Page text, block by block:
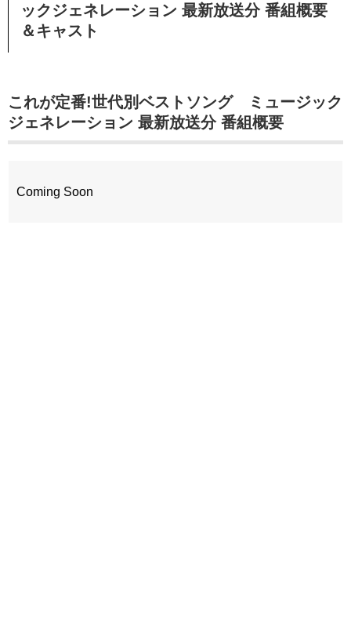
ックジェネレーション 最新放送分 番組概要
＆キャスト
これが定番!世代別ベストソング ミュージック
ジェネレーション 最新放送分 番組概要
Coming Soon